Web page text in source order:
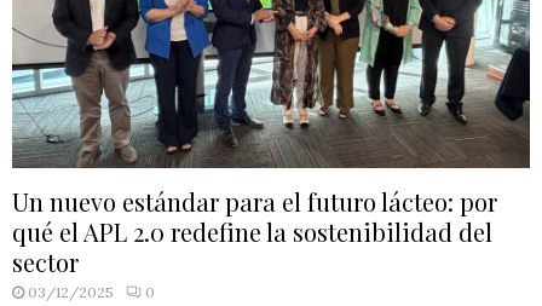
Un nuevo estándar para el futuro lácteo: por
qué el APL 2.0 redefine la sostenibilidad del
sector
03/12/2025 0